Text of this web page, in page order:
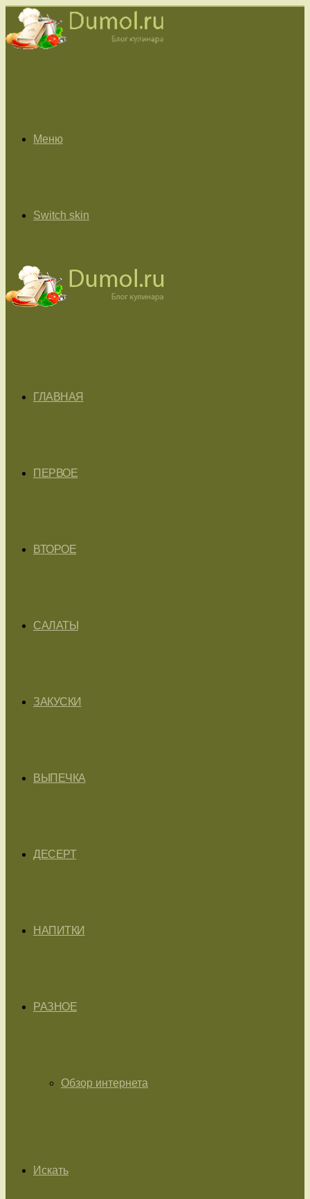
Меню
Switch skin
ГЛАВНАЯ
ПЕРВОЕ
ВТОРОЕ
САЛАТЫ
ЗАКУСКИ
ВЫПЕЧКА
ДЕСЕРТ
НАПИТКИ
РАЗНОЕ
Обзор интернета
Искать